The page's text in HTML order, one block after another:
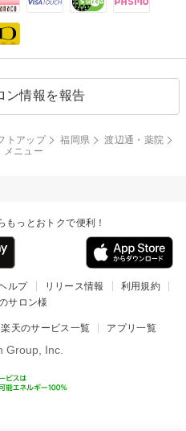
ン情報を報告
トアップ 福岡県
渡辺通・薬院
メニュー
もっとおトクで便利！
ルプ リリース情報
利用規約
サロン様
楽天のサービス一覧 アプリ一覧
Group, Inc.